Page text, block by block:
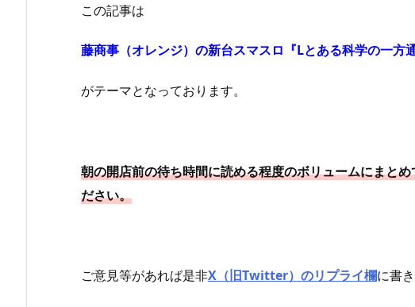
この記事は
藤商事（オレンジ）の新台スマスロ『Lとある科学の一方
がテーマとなっております。
朝の開店前の待ち時間に読める程度のボリュームにまと
ださい。
ご意見等があれば是非X（旧Twitter）のリプライ欄に書